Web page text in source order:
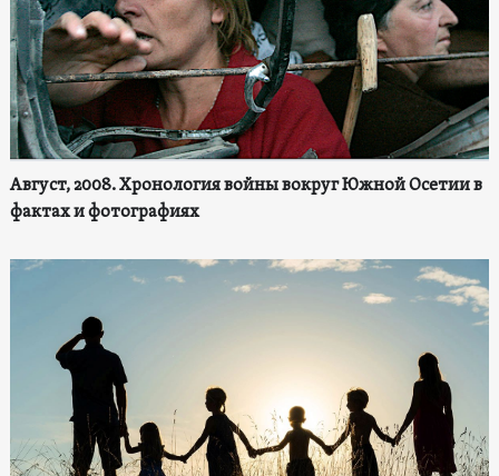
Август, 2008. Хронология войны вокруг Южной Осетии в
фактах и фотографиях